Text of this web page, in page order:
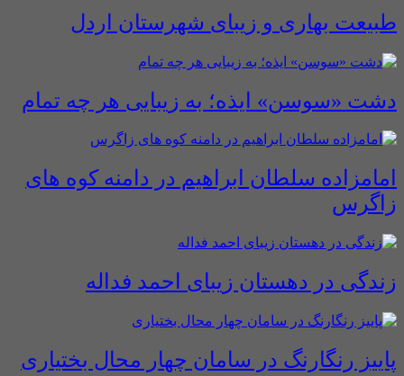
طبیعت بهاری و زیبای شهرستان اردل
دشت «سوسن» ایذه؛ به زیبایی هر چه تمام
امامزاده سلطان ابراهیم در دامنه کوه های
زاگرس
زندگی در دهستان زیبای احمد فداله
پاییز رنگارنگ در سامان چهار محال بختیاری